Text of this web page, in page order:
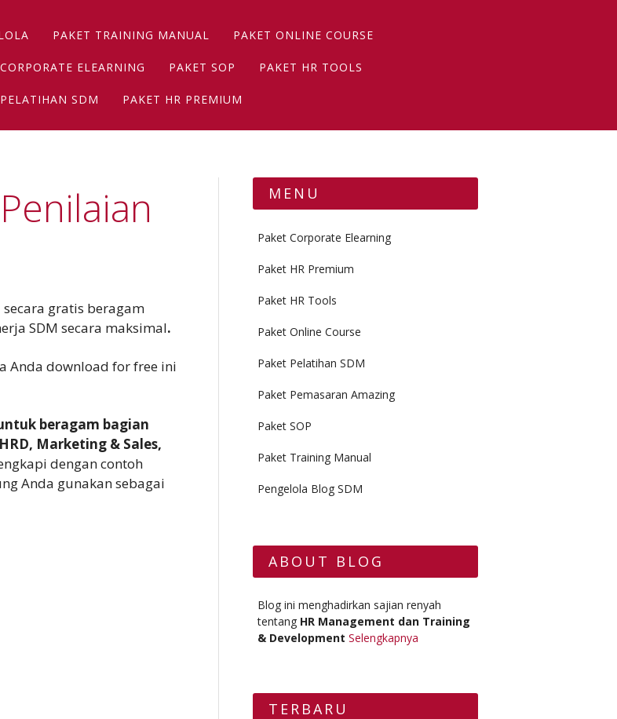
menu
PAKET TRAINING MANUAL PAKET ONLINE COURSE
ELEARNING PAKET SOP PAKET HR TOOLS
SDM PAKET HR PREMIUM
gratis beragam
SDM secara maksimal.
Anda download for free ini
beragam bagian
Marketing & Sales,
dengan contoh
Anda gunakan sebagai
MENU
Paket Corporate Elearning
Paket HR Premium
Paket HR Tools
Paket Online Course
Paket Pelatihan SDM
Paket Pemasaran Amazing
Paket SOP
Paket Training Manual
Pengelola Blog SDM
ABOUT BLOG
Blog ini menghadirkan sajian renyah
tentang HR Management dan Training
& Development Selengkapnya
TERBARU